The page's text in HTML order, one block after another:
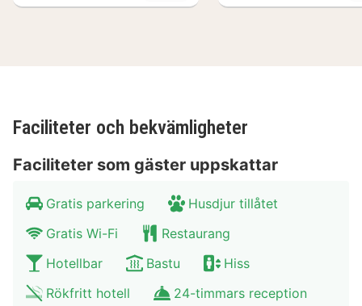
Faciliteter och bekvämligheter
Faciliteter som gäster uppskattar
Gratis parkering
Husdjur tillåtet
Gratis Wi-Fi
Restaurang
Hotellbar
Bastu
Hiss
Rökfritt hotell
24-timmars reception